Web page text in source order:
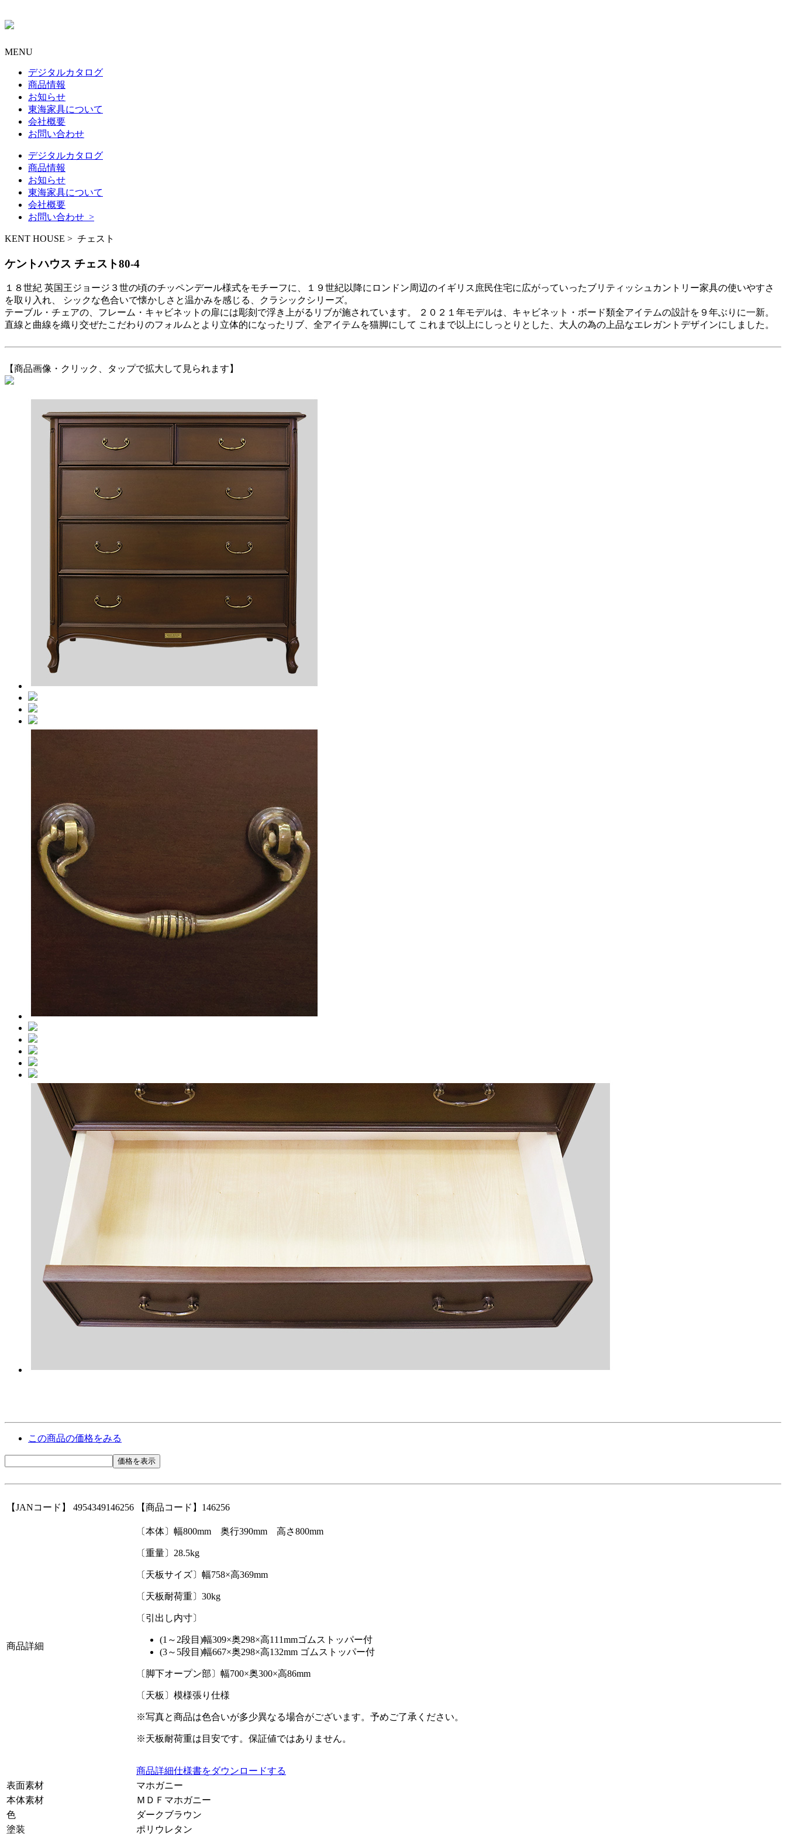
MENU
デジタルカタログ
商品情報
お知らせ
東海家具について
会社概要
お問い合わせ
デジタルカタログ
商品情報
お知らせ
東海家具について
会社概要
お問い合わせ >
KENT HOUSE > チェスト
ケントハウス チェスト80-4
１８世紀 英国王ジョージ３世の頃のチッペンデール様式をモチーフに、１９世紀以降にロンドン周辺のイギリス庶民住宅に広がっていったブリティッシュカントリー家具の使いやすさ
を取り入れ、 シックな色合いで懐かしさと温かみを感じる、クラシックシリーズ。
テーブル・チェアの、フレーム・キャビネットの扉には彫刻で浮き上がるリブが施されています。 ２０２１年モデルは、キャビネット・ボード類全アイテムの設計を９年ぶりに一新。
直線と曲線を織り交ぜたこだわりのフォルムとより立体的になったリブ、全アイテムを猫脚にして これまで以上にしっとりとした、大人の為の上品なエレガントデザインにしました。
【商品画像・クリック、タップで拡大して見られます】
この商品の価格をみる
価格を表示
【JANコード】 4954349146256 【商品コード】146256
商品詳細
〔本体〕幅800mm 奥行390mm 高さ800mm
〔重量〕28.5kg
〔天板サイズ〕幅758×高369mm
〔天板耐荷重〕30kg
〔引出し内寸〕
(1～2段目)幅309×奥298×高111mmゴムストッパー付
(3～5段目)幅667×奥298×高132mm ゴムストッパー付
〔脚下オープン部〕幅700×奥300×高86mm
〔天板〕模様張り仕様
※写真と商品は色合いが多少異なる場合がございます。予めご了承ください。
※天板耐荷重は目安です。保証値ではありません。
商品詳細仕様書をダウンロードする
表面素材
マホガニー
本体素材
ＭＤＦマホガニー
色
ダークブラウン
塗装
ポリウレタン